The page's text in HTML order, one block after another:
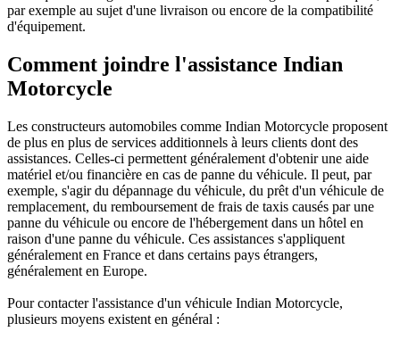
par exemple au sujet d'une livraison ou encore de la compatibilité
d'équipement.
Comment joindre l'assistance Indian
Motorcycle
Les constructeurs automobiles comme Indian Motorcycle proposent
de plus en plus de services additionnels à leurs clients dont des
assistances. Celles-ci permettent généralement d'obtenir une aide
matériel et/ou financière en cas de panne du véhicule. Il peut, par
exemple, s'agir du dépannage du véhicule, du prêt d'un véhicule de
remplacement, du remboursement de frais de taxis causés par une
panne du véhicule ou encore de l'hébergement dans un hôtel en
raison d'une panne du véhicule. Ces assistances s'appliquent
généralement en France et dans certains pays étrangers,
généralement en Europe.
Pour contacter l'assistance d'un véhicule Indian Motorcycle,
plusieurs moyens existent en général :